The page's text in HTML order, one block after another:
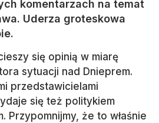
komentarzach na temat
Uderza groteskowa
się opinią w miarę
sytuacji nad Dnieprem.
przedstawicielami
się też politykiem
Przypomnijmy, że to właśnie